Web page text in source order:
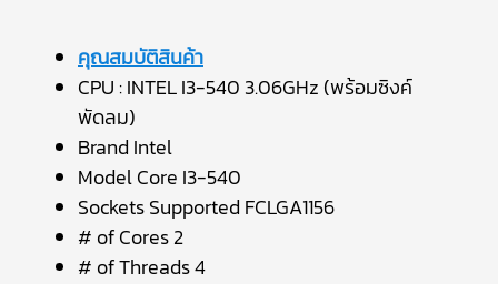
คุณสมบัติสินค้า
CPU : INTEL I3-540 3.06GHz (พร้อมซิงค์
พัดลม)
Brand Intel
Model Core I3-540
Sockets Supported FCLGA1156
# of Cores 2
# of Threads 4